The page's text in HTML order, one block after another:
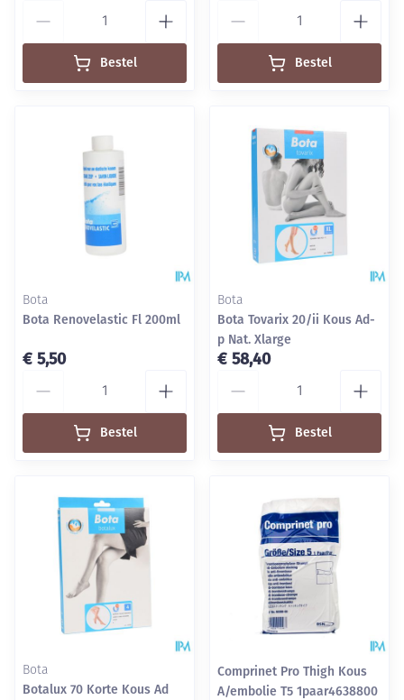
Bestel Bestel
Bota
Bota Renovelastic Fl 200ml
€ 5,50
Bestel
Bota
Bota Tovarix 20/ii Kous Ad-
p Nat. Xlarge
€ 58,40
Bestel
Bota
Botalux 70 Korte Kous Ad
Comprinet Pro Thigh Kous
A/embolie T5 1paar4638800